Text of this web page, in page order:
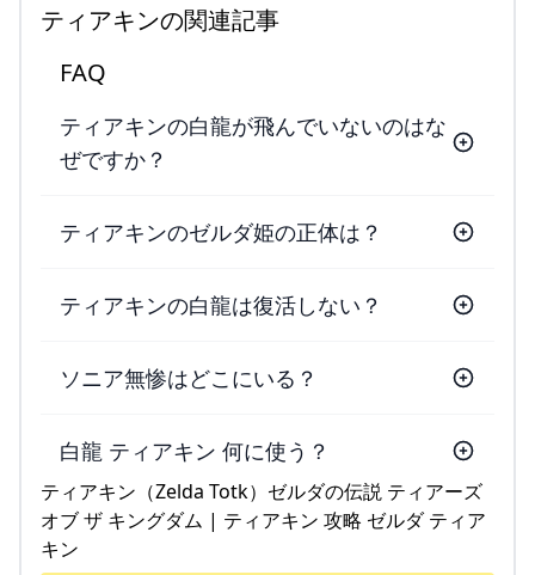
ティアキンの関連記事
FAQ
ティアキンの白龍が飛んでいないのはな
ぜですか？
ティアキンのゼルダ姫の正体は？
ティアキンの白龍は復活しない？
ソニア無惨はどこにいる？
白龍 ティアキン 何に使う？
ティアキン（Zelda Totk）ゼルダの伝説 ティアーズ
オブ ザ キングダム | ティアキン 攻略 ゼルダ ティア
キン